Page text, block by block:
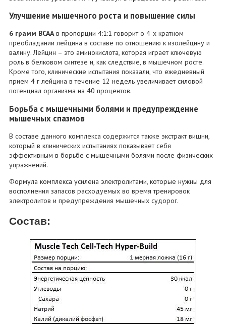
Улучшение мышечного роста и повышение силы
6 грамм BCAAв пропорции 4:1:1 говорит о 4-х кратном
преобладании лейцина в составе по отношению к изолейцину и
валину. Лейцин – это аминокислота, которая играет ключевую
роль в белковом синтезе и, как следствие, в мышечном росте.
Кроме того, клинические испытания показали, что ежедневный
прием 4 г лейцина в течение 12 недель увеличивает силовой
потенциал организма на 40 процентов.
Борьба с мышечными болями и предупреждение
мышечных спазмов
В составе данного комплекса содержится также экстракт вишни,
который в клинических испытаниях показывает себя
эффективным в борьбе с мышечными болями после физических
упражнений.
Формула комплекса усилена электролитами, которые нужны для
восполнения запасов расходуемых во время тренировок
электролитов и предупреждения мышечных судорог.
Состав: